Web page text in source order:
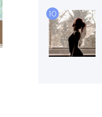
10